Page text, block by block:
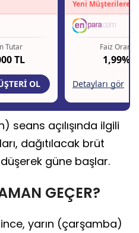
seans açılışında ilgili
dağıtılacak brüt
güne başlar.
GEÇER?
yarın (çarşamba)